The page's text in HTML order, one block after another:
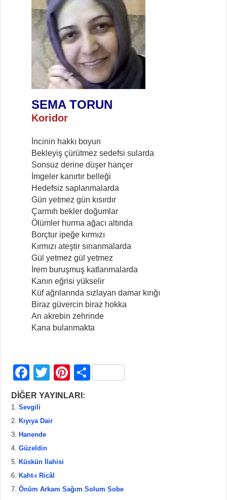
SEMA TORUN
Koridor
İncinin hakkı boyun
Bekleyiş çürütmez sedefsi sularda
Sonsuz derine düşer hançer
İmgeler kanırtır belleği
Hedefsiz saplanmalarda
Gün yetmez gün kısırdır
Çarmıh bekler doğumlar
Ölümler hurma ağacı altında
Borçtur ipeğe kırmızı
Kırmızı ateştir sınanmalarda
Gül yetmez gül yetmez
İrem buruşmuş katlanmalarda
Kanın eğrisi yükselir
Küf ağrılarında sızlayan damar kırığı
Biraz güvercin biraz hokka
An akrebin zehrinde
Kana bulanmakta
F
a
c
e
b
o
o
k
T
wi
er
Pi
nt
S
DİĞER YAYINLARI:
Sevgili
Kıyıya Dair
Hanende
Güzeldin
Küskün İlahisi
Kaht-ı Ricâl
Önüm Arkam Sağım Solum Sobe